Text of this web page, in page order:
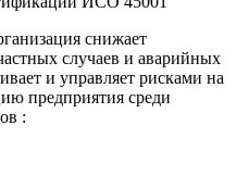
снижает
случаев и аварийных
и управляет рисками на
предприятия среди
: